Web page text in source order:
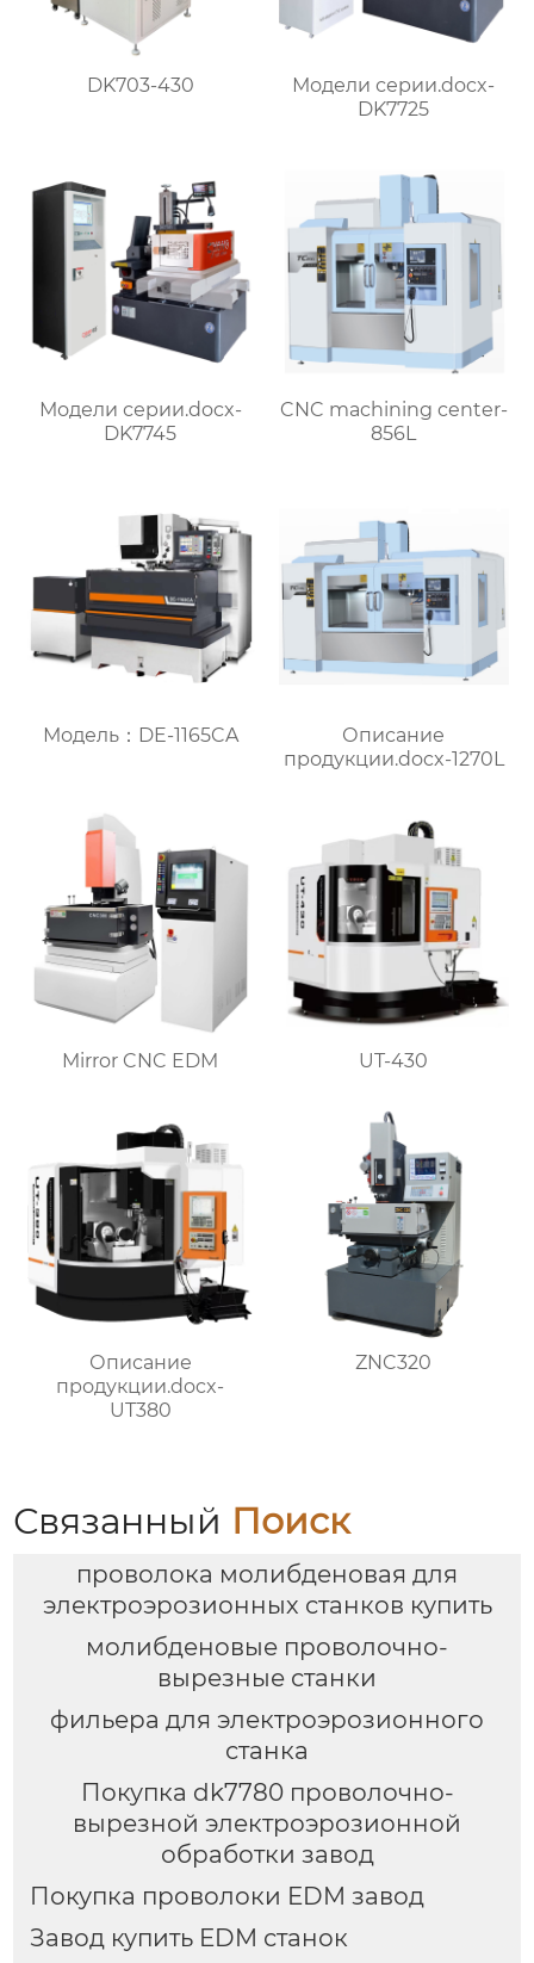
DK703-430
Модели серии.docx-
DK7725
Модели серии.docx-
DK7745
CNC machining center-
856L
Модель：DE-1165CA
Описание
продукции.docx-1270L
Mirror CNC EDM UT-430
Описание
продукции.docx-
UT380
ZNC320
Связанный Поиск
проволока молибденовая для
электроэрозионных станков купить
молибденовые проволочно-
вырезные станки
фильера для электроэрозионного
станка
Покупка dk7780 проволочно-
вырезной электроэрозионной
обработки завод
Покупка проволоки EDM завод
Завод купить EDM станок